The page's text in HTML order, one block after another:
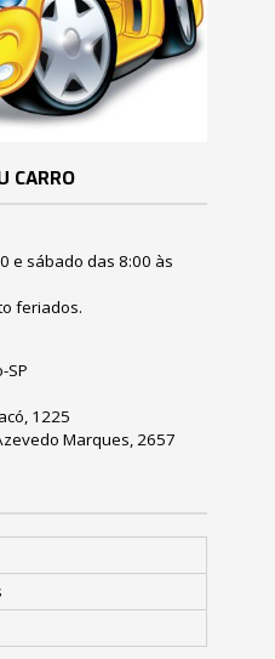
CARRO
e sábado das 8:00 às
feriados.
SP
1225
Marques, 2657